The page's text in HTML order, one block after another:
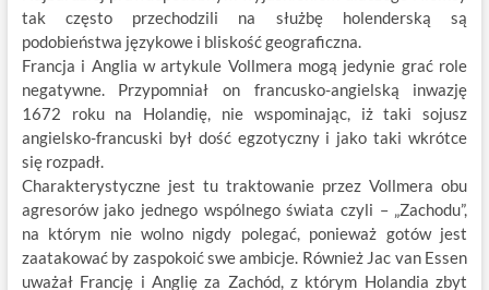
tak często przechodzili na służbę holenderską są
podobieństwa językowe i bliskość geograficzna.
Francja i Anglia w artykule Vollmera mogą jedynie grać role
negatywne. Przypomniał on francusko-angielską inwazję
1672 roku na Holandię, nie wspominając, iż taki sojusz
angielsko-francuski był dość egzotyczny i jako taki wkrótce
się rozpadł.
Charakterystyczne jest tu traktowanie przez Vollmera obu
agresorów jako jednego wspólnego świata czyli – „Zachodu”,
na którym nie wolno nigdy polegać, ponieważ gotów jest
zaatakować by zaspokoić swe ambicje. Również Jac van Essen
uważał Francję i Anglię za Zachód, z którym Holandia zbyt